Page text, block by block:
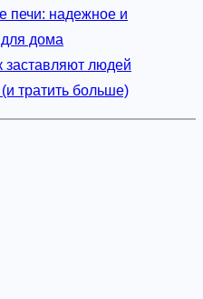
печи: надежное и
дома
заставляют людей
тратить больше)